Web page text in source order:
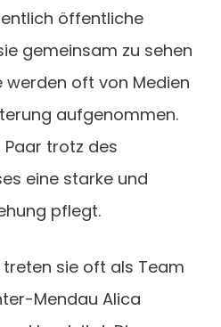
öffentliche
gemeinsam zu sehen
werden oft von Medien
aufgenommen.
Paar trotz des
eine starke und
pflegt.
sie oft als Team
Mendau Alica